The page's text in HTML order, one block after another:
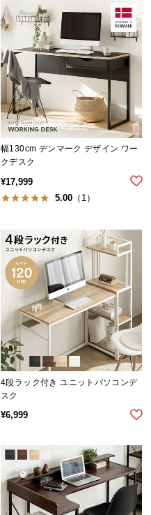
幅130cm デンマーク デザイン ワー
クデスク
¥17,999
5.00 （1）
4段ラック付き ユニットパソコンデ
スク
¥6,999